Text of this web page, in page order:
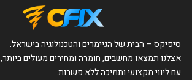
סיפיקס – הבית של הגיימרים והטכנולוגיה בישראל.
אצלנו תמצאו מחשבים, חומרה ומחירים מעולים ביותר,
עם ליווי מקצועי ותמיכה ללא פשרות.